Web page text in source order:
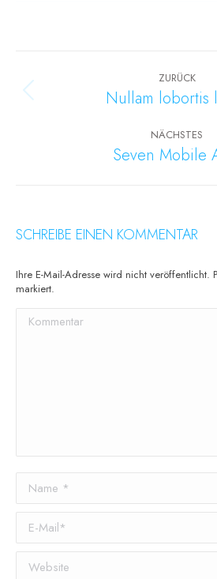
navigation ZURÜCK
Nullam lobortis
NÄCHSTES
Next
Seven Mobile
SCHREIBE EINEN KOMMENTAR
Ihre E-Mail-Adresse wird nicht veröffentlicht.
markiert.
Kommentar
Name *
E-Mail *
Website